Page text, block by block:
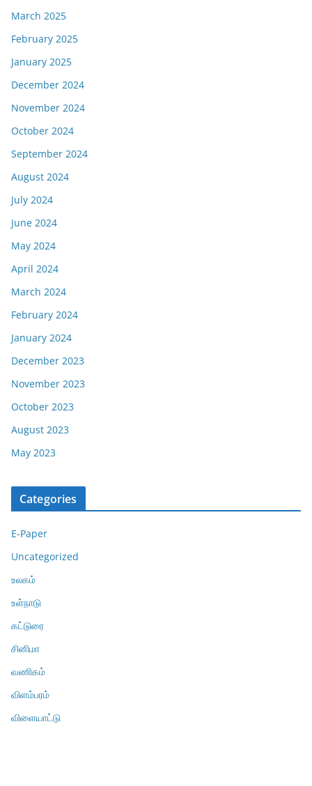
March 2025
February 2025
January 2025
December 2024
November 2024
October 2024
September 2024
August 2024
July 2024
June 2024
May 2024
April 2024
March 2024
February 2024
January 2024
December 2023
November 2023
October 2023
August 2023
May 2023
Categories
E-Paper
Uncategorized
உலகம்
உள்நாடு
கட்டுரை
சினிமா
வணிகம்
விளம்பரம்
விளையாட்டு